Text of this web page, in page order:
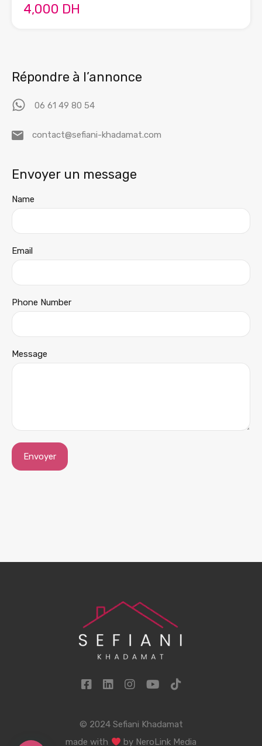
4,000 DH
Répondre à l’annonce
06 61 49 80 54
contact@sefiani-khadamat.com
Envoyer un message
Name
Email
Phone Number
Message
© 2024 Sefiani Khadamat
made with
by NeroLink Media